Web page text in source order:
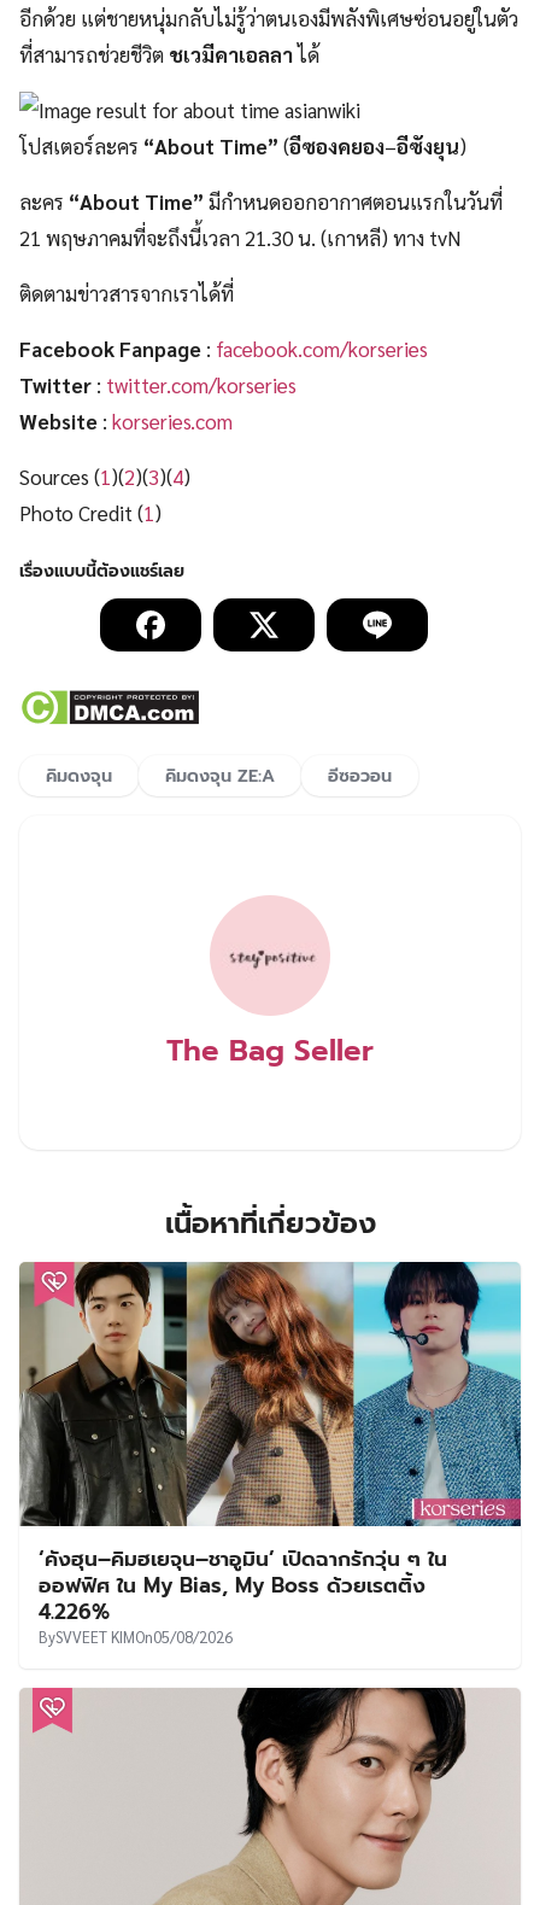
อีกด้วย แต่ชายหนุ่มกลับไม่รู้ว่าตนเองมีพลังพิเศษซ่อนอยู่ในตัว
ที่สามารถช่วยชีวิต ชเวมีคาเอลลาได้
โปสเตอร์ละคร “About Time” (อีซองคยอง–อีซังยุน)
ละคร “About Time” มีกำหนดออกอากาศตอนแรกในวันที่
21 พฤษภาคมที่จะถึงนี้เวลา 21.30 น. (เกาหลี) ทาง tvN
ติดตามข่าวสารจากเราได้ที่
Facebook Fanpage : facebook.com/korseries
Twitter : twitter.com/korseries
Website : korseries.com
Sources (1)(2)(3)(4)
Photo Credit (1)
คิมดงจุน คิมดงจุน ZE:A อีซอวอน
The Bag Seller
เนื้อหาที่เกี่ยวข้อง
‘คังฮุน–คิมฮเยจุน–ชาอูมิน’ เปิดฉากรักวุ่น ๆ ใน
ออฟฟิศ ใน My Bias, My Boss ด้วยเรตติ้ง
4.226%
BySVVEET KIMOn05/08/2026